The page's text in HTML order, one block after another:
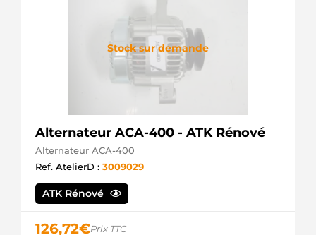
Stock sur demande
Alternateur ACA-400 - ATK Rénové
Alternateur ACA-400
Ref. AtelierD : 3009029
ATK Rénové
126,72€Prix TTC